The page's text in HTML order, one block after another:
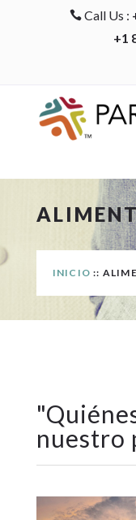
 Call Us :
+1
INICIO ::
"
nuestro